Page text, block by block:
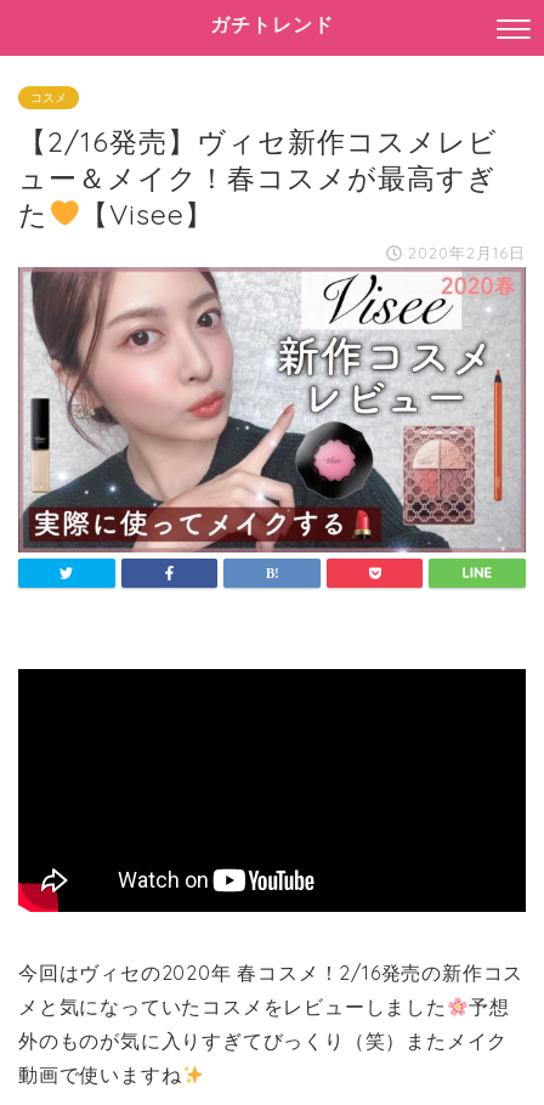
ガチトレンド
コスメ
【2/16発売】ヴィセ新作コスメレビ
ュー＆メイク！春コスメが最高すぎ
た
【Visee】
2020年2月16日
今回はヴィセの2020年 春コスメ！2/16発売の新作コス
メと気になっていたコスメをレビューしました
予想
外のものが気に入りすぎてびっくり（笑）またメイク
動画で使いますね